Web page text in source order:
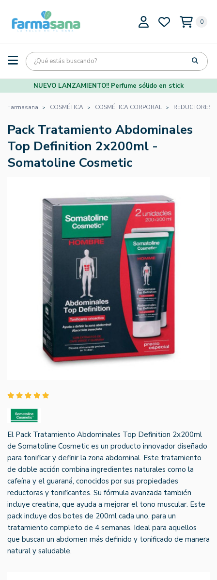
0
NUEVO LANZAMIENTO!! Perfume sólido en stick
Farmasana COSMÉTICA COSMÉTICA CORPORAL REDUCTORES
Pack Tratamiento Abdominales
Top Definition 2x200ml -
Somatoline Cosmetic
El Pack Tratamiento Abdominales Top Definition 2x200ml
de Somatoline Cosmetic es un producto innovador diseñado
para tonificar y definir la zona abdominal. Este tratamiento
de doble acción combina ingredientes naturales como la
cafeína y el guaraná, conocidos por sus propiedades
reductoras y tonificantes. Su fórmula avanzada también
incluye creatina, que ayuda a mejorar el tono muscular. Este
pack incluye dos botes de 200ml cada uno, para un
tratamiento completo de 4 semanas. Ideal para aquellos
que buscan un abdomen más definido y tonificado de manera
natural y saludable.